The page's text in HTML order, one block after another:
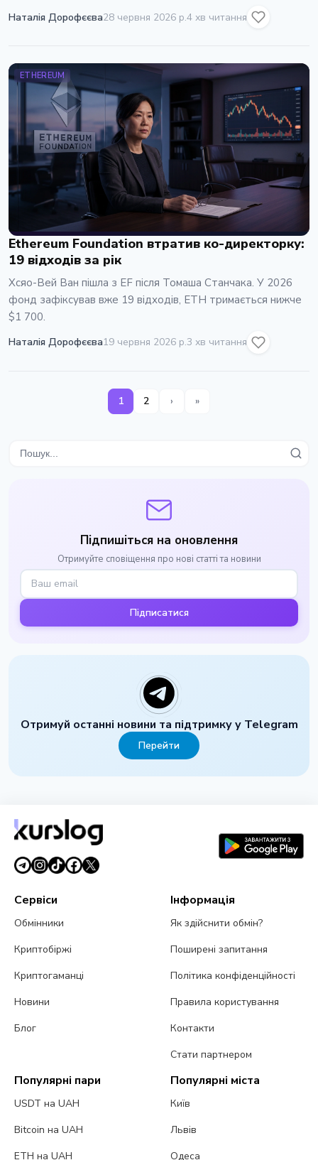
Наталія Дорофєєва28 червня 2026 р.4 хв читання
ETHEREUM
Ethereum Foundation втратив ко-директорку:
19 відходів за рік
Хсяо-Вей Ван пішла з EF після Томаша Станчака. У 2026
фонд зафіксував вже 19 відходів, ETH тримається нижче
$1 700.
Наталія Дорофєєва19 червня 2026 р.3 хв читання
Підпишіться на оновлення
Отримуйте сповіщення про нові статті та новини
Підписатися
Отримуй останні новини та підтримку у Telegram
Перейти
1 2 › »
Сервіси
Обмінники
Криптобіржі
Криптогаманці
Новини
Блог
Інформація
Як здійснити обмін?
Поширені запитання
Політика конфіденційності
Правила користування
Контакти
Стати партнером
Популярні пари
USDT на UAH
Bitcoin на UAH
ETH на UAH
Популярні міста
Київ
Львів
Одеса